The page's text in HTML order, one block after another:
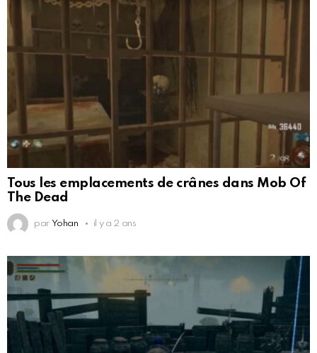
Tous les emplacements de crânes dans Mob Of
The Dead
par Yohan il y a 2 ans